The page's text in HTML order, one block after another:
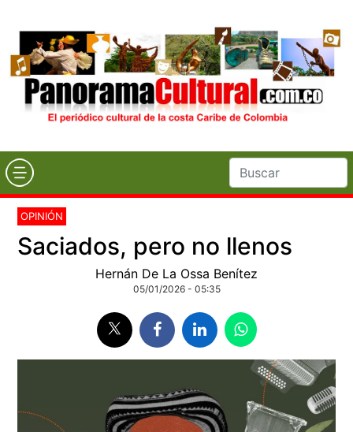
OPINIÓN
Saciados, pero no llenos
Hernán De La Ossa Benítez
05/01/2026 - 05:35